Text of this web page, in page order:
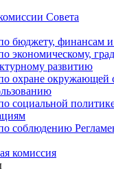
Совета
бюджету, финансам и
экономическому,
развитию
охране окружающей
социальной
соблюдению
комиссия